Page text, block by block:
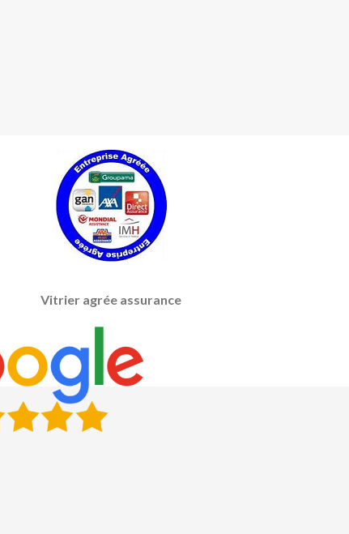
Vitrier agrée assurance